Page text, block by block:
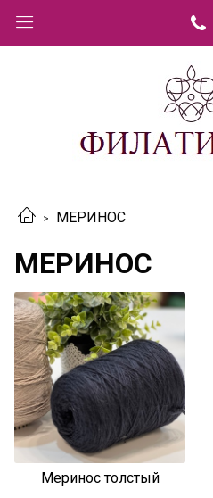
МЕРИНОС
МЕРИНОС
Меринос толстый